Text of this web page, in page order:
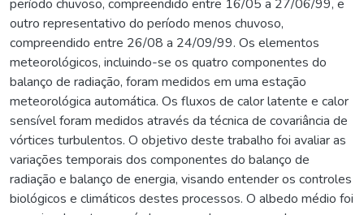
período chuvoso, compreendido entre 16/05 a 27/06/99, e
outro representativo do período menos chuvoso,
compreendido entre 26/08 a 24/09/99. Os elementos
meteorológicos, incluindo-se os quatro componentes do
balanço de radiação, foram medidos em uma estação
meteorológica automática. Os fluxos de calor latente e calor
sensível foram medidos através da técnica de covariância de
vórtices turbulentos. O objetivo deste trabalho foi avaliar as
variações temporais dos componentes do balanço de
radiação e balanço de energia, visando entender os controles
biológicos e climáticos destes processos. O albedo médio foi